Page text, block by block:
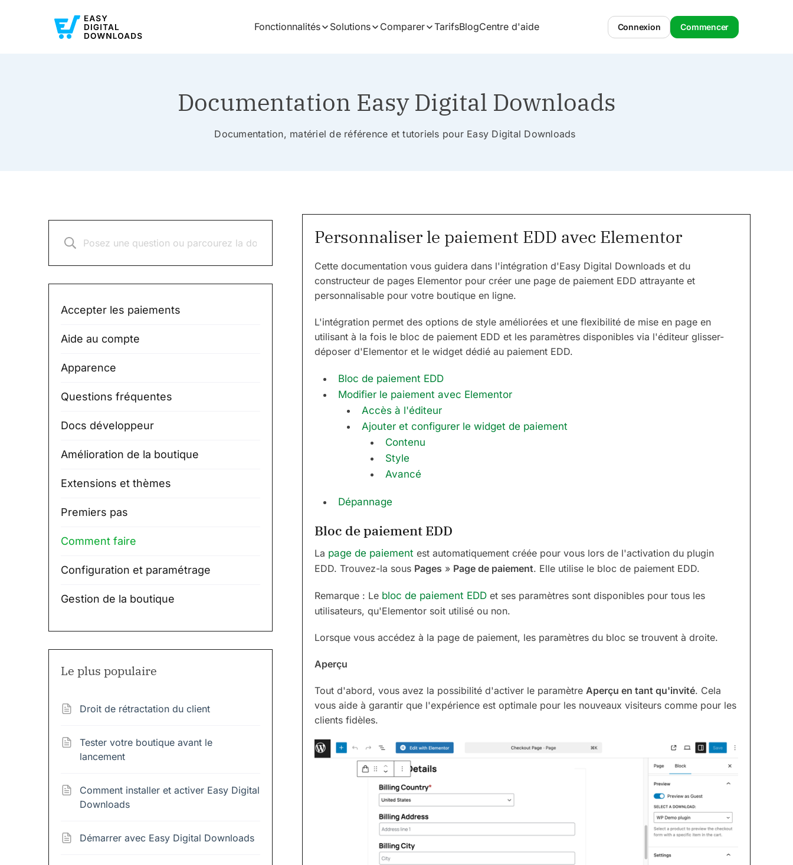
Fonctionnalités Solutions Comparer TarifsBlogCentre d'aide Connexion Commencer
Documentation Easy Digital Downloads
Documentation, matériel de référence et tutoriels pour Easy Digital Downloads
Accepter les paiements
Aide au compte
Apparence
Questions fréquentes
Docs développeur
Amélioration de la boutique
Extensions et thèmes
Premiers pas
Comment faire
Configuration et paramétrage
Gestion de la boutique
Le plus populaire
Droit de rétractation du client
Tester votre boutique avant le
lancement
Comment installer et activer Easy Digital
Downloads
Démarrer avec Easy Digital Downloads
Personnaliser le paiement EDD avec Elementor
Cette documentation vous guidera dans l'intégration d'Easy Digital Downloads et du
constructeur de pages Elementor pour créer une page de paiement EDD attrayante et
personnalisable pour votre boutique en ligne.
L'intégration permet des options de style améliorées et une flexibilité de mise en page en
utilisant à la fois le bloc de paiement EDD et les paramètres disponibles via l'éditeur glisser-
déposer d'Elementor et le widget dédié au paiement EDD.
Bloc de paiement EDD
Modifier le paiement avec Elementor
Accès à l'éditeur
Ajouter et configurer le widget de paiement
Contenu
Style
Avancé
Dépannage
Bloc de paiement EDD
La page de paiement est automatiquement créée pour vous lors de l'activation du plugin
EDD. Trouvez-la sous Pages » Page de paiement. Elle utilise le bloc de paiement EDD.
Remarque : Le bloc de paiement EDD et ses paramètres sont disponibles pour tous les
utilisateurs, qu'Elementor soit utilisé ou non.
Lorsque vous accédez à la page de paiement, les paramètres du bloc se trouvent à droite.
Aperçu
Tout d'abord, vous avez la possibilité d'activer le paramètre Aperçu en tant qu'invité. Cela
vous aide à garantir que l'expérience est optimale pour les nouveaux visiteurs comme pour les
clients fidèles.